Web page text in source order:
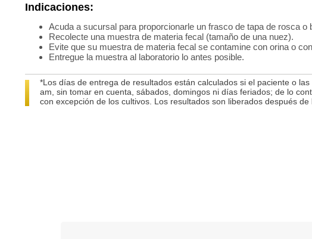
Indicaciones:
Acuda a sucursal para proporcionarle un frasco de tapa de rosca o
Recolecte una muestra de materia fecal (tamaño de una nuez).
Evite que su muestra de materia fecal se contamine con orina o
Entregue la muestra al laboratorio lo antes posible.
*Los días de entrega de resultados están calculados si el paciente o
am, sin tomar en cuenta, sábados, domingos ni días feriados; de lo
con excepción de los cultivos. Los resultados son liberados después de